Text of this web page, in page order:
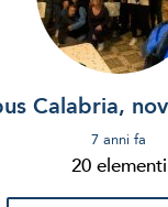
Calabria,
7 anni fa
20 elementi